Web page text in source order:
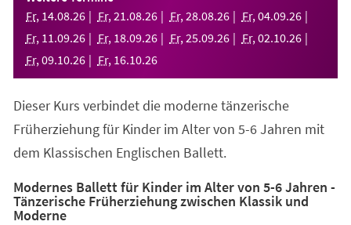
neuen
Tab)
Fr, 14.08.26 Fr, 21 .08.26 Fr, 28.08.26 Fr, 04.09.26
Fr, 11 .09.26 Fr, 18.09.26 Fr, 25.09.26 Fr, 02.10.26
Fr, 09.10.26 Fr, 16.10.26
Dieser Kurs verbindet die moderne tänzerische
Früherziehung für Kinder im Alter von 5-6 Jahren mit
dem Klassischen Englischen Ballett.
Modernes Ballett für Kinder im Alter von 5-6 Jahren -
Tänzerische Früherziehung zwischen Klassik und
Moderne